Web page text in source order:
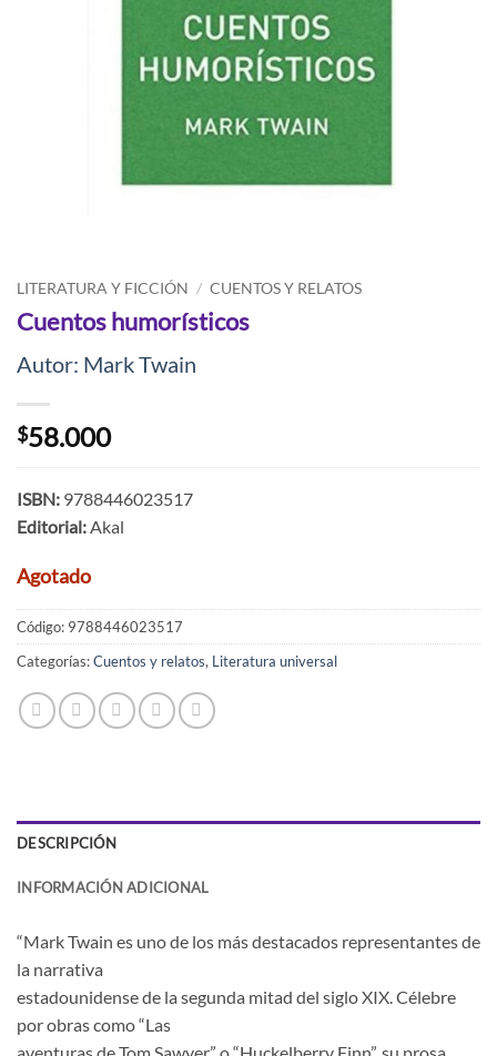
LITERATURA Y FICCIÓN / CUENTOS Y RELATOS
Cuentos humorísticos
Autor: Mark Twain
$58.000
ISBN: 9788446023517
Editorial:Akal
Agotado
Código: 9788446023517
Categorías:Cuentos y relatos, Literatura universal
DESCRIPCIÓN
INFORMACIÓN ADICIONAL
“Mark Twain es uno de los más destacados representantes de
la narrativa
estadounidense de la segunda mitad del siglo XIX. Célebre
por obras como “Las